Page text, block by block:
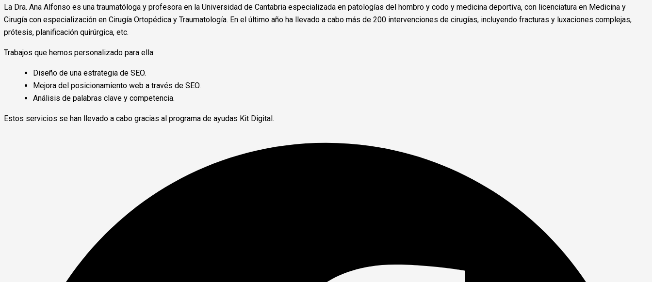
La Dra. Ana Alfonso es una traumatóloga y profesora en la Universidad de Cantabria especializada en patologías del hombro y codo y medicina deportiva, con licenciatura en Medicina y
Cirugía con especialización en Cirugía Ortopédica y Traumatología. En el último año ha llevado a cabo más de 200 intervenciones de cirugías, incluyendo fracturas y luxaciones complejas,
prótesis, planificación quirúrgica, etc.
Trabajos que hemos personalizado para ella:
Diseño de una estrategia de SEO.
Mejora del posicionamiento web a través de SEO.
Análisis de palabras clave y competencia.
Estos servicios se han llevado a cabo gracias al programa de ayudas Kit Digital.